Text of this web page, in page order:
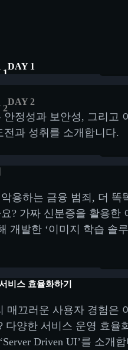
DAY 1
2
DAY 2
정성과 보안성, 그리고
과 성취를 소개합니다.
용하는 금융 범죄, 더 똑
? 가짜 신분증을 활용한
개발한 ‘이미지 학습 솔루
비스 효율화하기
매끄러운 사용자 경험은
다양한 서비스 운영 효율
Driven UI’를 소개